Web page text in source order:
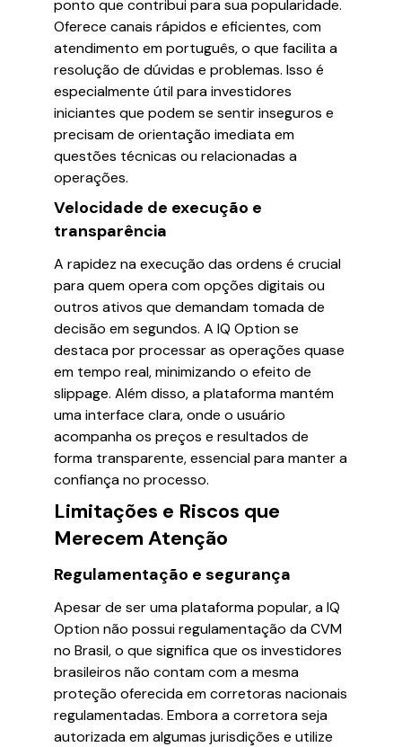
ponto que contribui para sua popularidade.
Oferece canais rápidos e eficientes, com
atendimento em português, o que facilita a
resolução de dúvidas e problemas. Isso é
especialmente útil para investidores
iniciantes que podem se sentir inseguros e
precisam de orientação imediata em
questões técnicas ou relacionadas a
operações.
Velocidade de execução e
transparência
A rapidez na execução das ordens é crucial
para quem opera com opções digitais ou
outros ativos que demandam tomada de
decisão em segundos. A IQ Option se
destaca por processar as operações quase
em tempo real, minimizando o efeito de
slippage. Além disso, a plataforma mantém
uma interface clara, onde o usuário
acompanha os preços e resultados de
forma transparente, essencial para manter a
confiança no processo.
Limitações e Riscos que
Merecem Atenção
Regulamentação e segurança
Apesar de ser uma plataforma popular, a IQ
Option não possui regulamentação da CVM
no Brasil, o que significa que os investidores
brasileiros não contam com a mesma
proteção oferecida em corretoras nacionais
regulamentadas. Embora a corretora seja
autorizada em algumas jurisdições e utilize